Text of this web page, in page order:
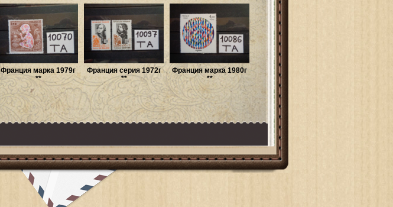
Франция марка 1979г
**
Франция серия 1972г
**
Франция марка 1980г
**